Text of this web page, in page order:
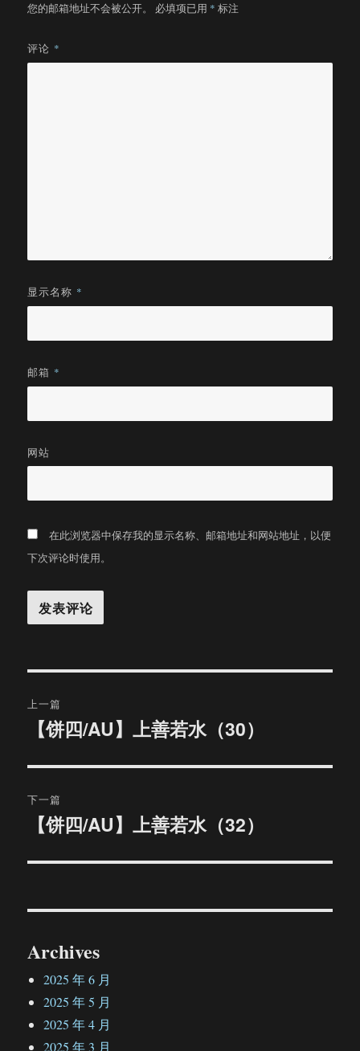
您的邮箱地址不会被公开。 必填项已用 * 标注
评论 *
显示名称 *
邮箱 *
网站
在此浏览器中保存我的显示名称、邮箱地址和网站地址，以便
下次评论时使用。
章
航
上一篇
文
章：
【饼四/AU】上善若水（30）
下一篇
文
【饼四/AU】上善若水（32）
Archives
2025 年 6 月
2025 年 5 月
2025 年 4 月
2025 年 3 月